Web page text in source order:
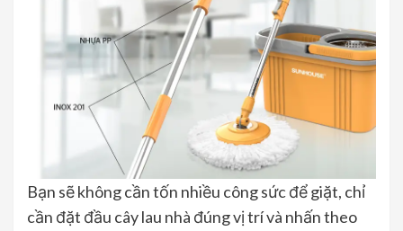
Bạn sẽ không cần tốn nhiều công sức để giặt, chỉ
cần đặt đầu cây lau nhà đúng vị trí và nhấn theo